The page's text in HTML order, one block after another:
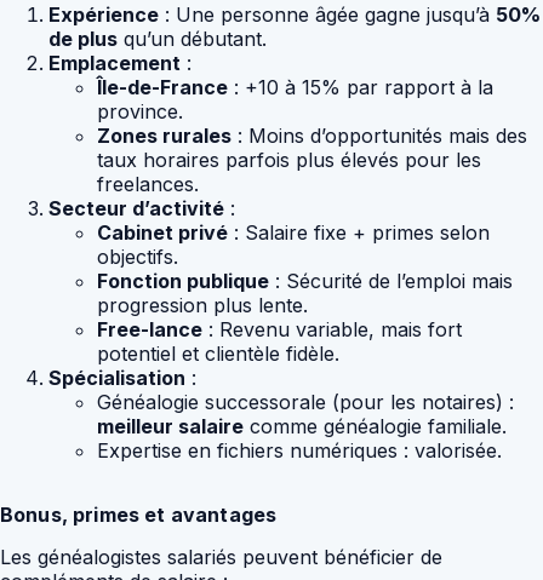
Expérience : Une personne âgée gagne jusqu’à 50%
de plus qu’un débutant.
Emplacement :
Île-de-France : +10 à 15% par rapport à la
province.
Zones rurales : Moins d’opportunités mais des
taux horaires parfois plus élevés pour les
freelances.
Secteur d’activité :
Cabinet privé : Salaire fixe + primes selon
objectifs.
Fonction publique : Sécurité de l’emploi mais
progression plus lente.
Free-lance : Revenu variable, mais fort
potentiel et clientèle fidèle.
Spécialisation :
Généalogie successorale (pour les notaires) :
meilleur salaire comme généalogie familiale.
Expertise en fichiers numériques : valorisée.
Bonus, primes et avantages
Les généalogistes salariés peuvent bénéficier de